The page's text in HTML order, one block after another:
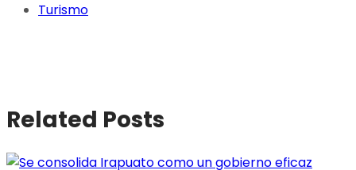
Turismo
Related Posts